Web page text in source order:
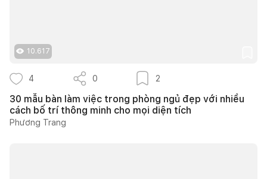
10.617
4 0 2
30 mẫu bàn làm việc trong phòng ngủ đẹp với nhiều
cách bố trí thông minh cho mọi diện tích
Phương Trang